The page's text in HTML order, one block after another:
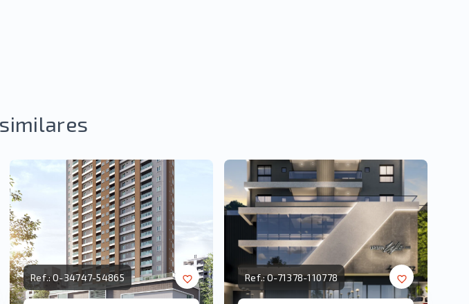
Ref.:O-34747-54865 Ref.:O-71378-110778